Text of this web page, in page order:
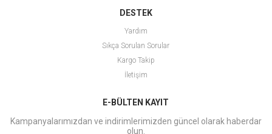
DESTEK
Yardım
Sıkça Sorulan Sorular
Kargo Takip
İletişim
E-BÜLTEN KAYIT
Kampanyalarımızdan ve indirimlerimizden güncel olarak haberdar
olun.